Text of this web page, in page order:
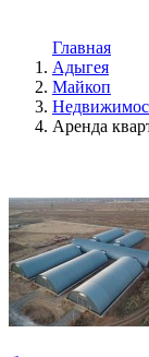
Главная
Адыгея
Майкоп
Аренда